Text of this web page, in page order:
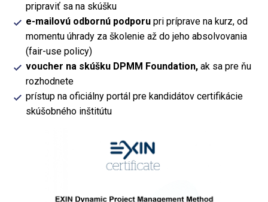
pripraviť sa na skúšku
e-mailovú odbornú podporu pri príprave na kurz, od
momentu úhrady za školenie až do jeho absolvovania
(fair-use policy)
voucher na skúšku DPMM Foundation, ak sa pre ňu
rozhodnete
prístup na oficiálny portál pre kandidátov certifikácie
skúšobného inštitútu